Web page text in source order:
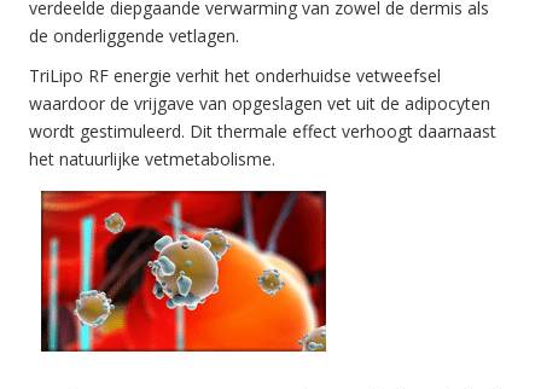
verdeelde diepgaande verwarming van zowel de dermis als
de onderliggende vetlagen.
TriLipo RF energie verhit het onderhuidse vetweefsel
waardoor de vrijgave van opgeslagen vet uit de adipocyten
wordt gestimuleerd. Dit thermale effect verhoogt daarnaast
het natuurlijke vetmetabolisme.